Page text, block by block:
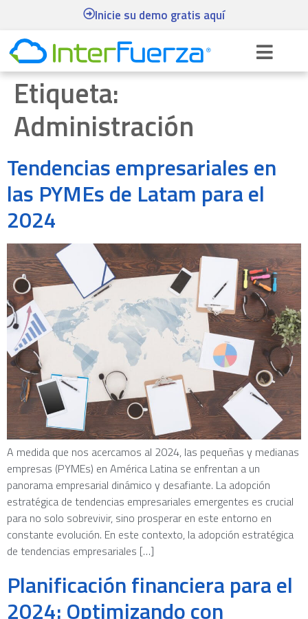
Inicie su demo gratis aquí
Etiqueta:
Administración
Tendencias empresariales en
las PYMEs de Latam para el
2024
A medida que nos acercamos al 2024, las pequeñas y medianas
empresas (PYMEs) en América Latina se enfrentan a un
panorama empresarial dinámico y desafiante. La adopción
estratégica de tendencias empresariales emergentes es crucial
para no solo sobrevivir, sino prosperar en este entorno en
constante evolución. En este contexto, la adopción estratégica
de tendencias empresariales […]
Planificación financiera para el
2024: Optimizando con